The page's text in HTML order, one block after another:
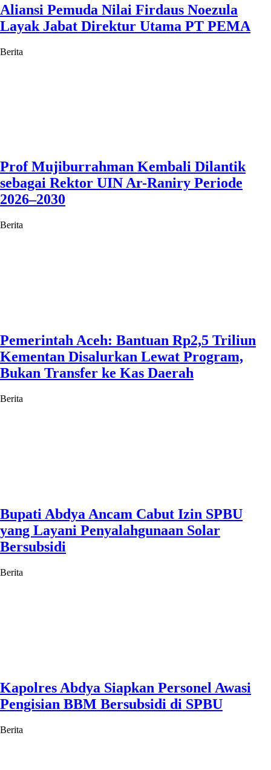
Aliansi Pemuda Nilai Firdaus Noezula
Layak Jabat Direktur Utama PT PEMA
Berita
Prof Mujiburrahman Kembali Dilantik
sebagai Rektor UIN Ar-Raniry Periode
2026–2030
Berita
Pemerintah Aceh: Bantuan Rp2,5 Triliun
Kementan Disalurkan Lewat Program,
Bukan Transfer ke Kas Daerah
Berita
Bupati Abdya Ancam Cabut Izin SPBU
yang Layani Penyalahgunaan Solar
Bersubsidi
Berita
Kapolres Abdya Siapkan Personel Awasi
Pengisian BBM Bersubsidi di SPBU
Berita